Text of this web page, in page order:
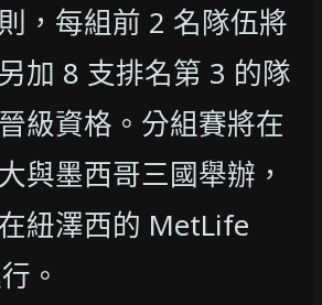
，每組前 2 名隊伍將
加 8 支排名第 3 的隊
級資格。分組賽將在
與墨西哥三國舉辦，
紐澤西的 MetLife
。